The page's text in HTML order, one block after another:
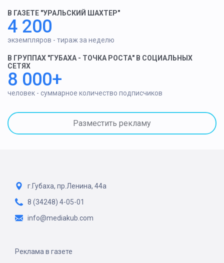
В ГАЗЕТЕ "УРАЛЬСКИЙ ШАХТЕР"
4 200
экземпляров - тираж за неделю
В ГРУППАХ "ГУБАХА - ТОЧКА РОСТА" В СОЦИАЛЬНЫХ
СЕТЯХ
8 000+
человек - суммарное количество подписчиков
Разместить рекламу
г.Губаха, пр.Ленина, 44а
8 (34248) 4-05-01
info@mediakub.com
Реклама в газете